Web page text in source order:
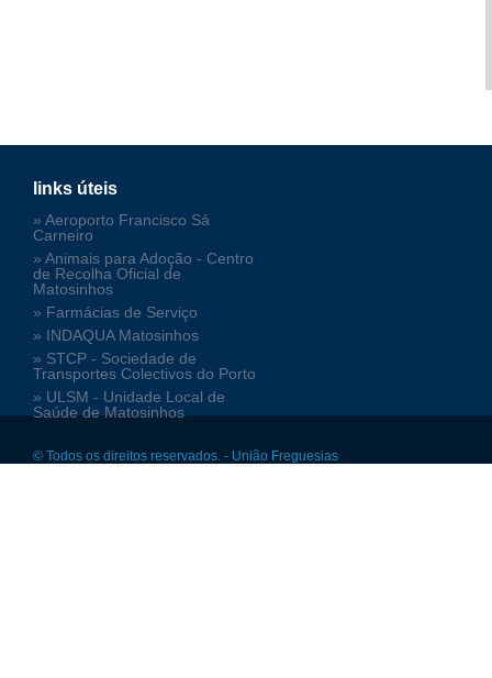
links úteis
» Aeroporto Francisco Sá
Carneiro
» Animais para Adoção - Centro
de Recolha Oficial de
Matosinhos
» Farmácias de Serviço
» INDAQUA Matosinhos
» STCP - Sociedade de
Transportes Colectivos do Porto
» ULSM - Unidade Local de
Saúde de Matosinhos
© Todos os direitos reservados. - União Freguesias